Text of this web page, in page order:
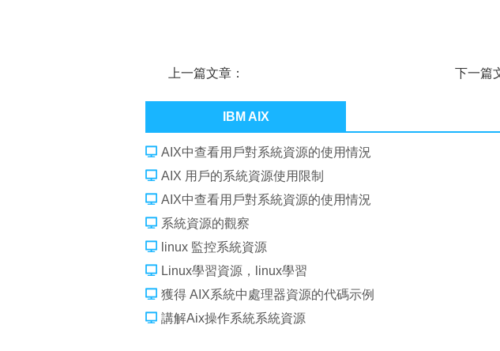
上一篇文章：
下一篇
IBM AIX
AIX中查看用戶對系統資源的使用情況
AIX 用戶的系統資源使用限制
AIX中查看用戶對系統資源的使用情況
系統資源的觀察
linux 監控系統資源
Linux學習資源，linux學習
獲得 AIX系統中處理器資源的代碼示例
講解Aix操作系統系統資源